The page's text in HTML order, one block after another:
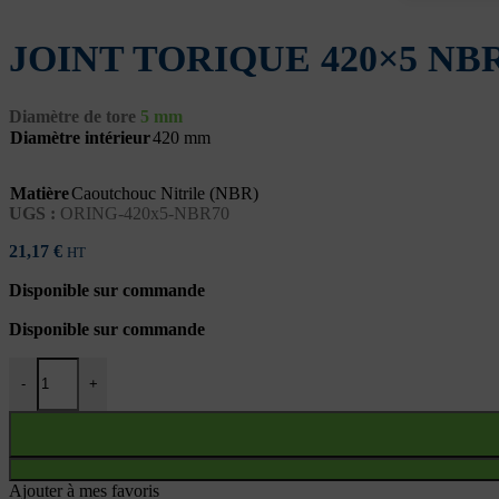
JOINT TORIQUE 420×5
Diamètre de tore 5 mm
Diamètre intérieur420 mm
MatièreCaoutchouc Nitrile (NBR)
UGS : ORING-420x5-NBR70
21,17 € HT
Disponible sur commande
Disponible sur commande
-
quantité de JOINT TORIQUE 420x5 NBR70
+
Ajouter à mes favoris